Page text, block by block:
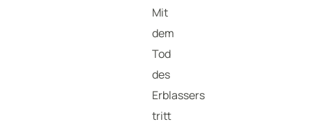
Mit
dem
Tod
des
Erblassers
tritt